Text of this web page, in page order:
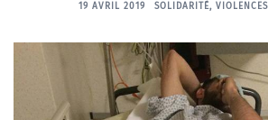
19 AVRIL 2019 SOLIDARITÉ,